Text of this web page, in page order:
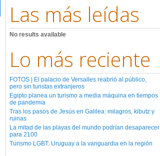
Las más leídas
No results available
Lo más reciente
FOTOS | El palacio de Versalles reabrió al público,
pero sin turistas extranjeros
Egipto planea un turismo a media máquina en tiempos
de pandemia
Tras los pasos de Jesús en Galilea: milagros, kibutz y
ruinas
La mitad de las playas del mundo podrían desaparecer
para 2100
Turismo LGBT: Uruguay a la vanguardia en la región